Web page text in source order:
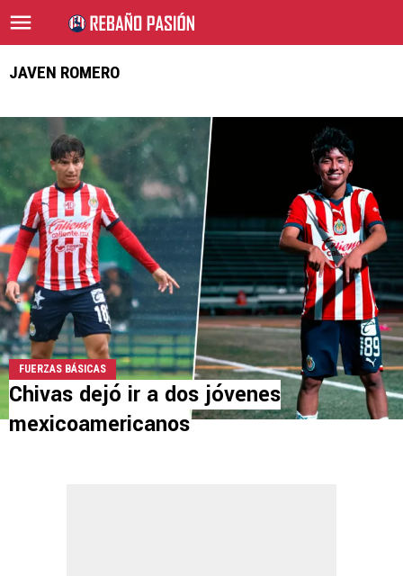
JAVEN ROMERO
FUERZAS BÁSICAS
Chivas dejó ir a dos jóvenes
mexicoamericanos